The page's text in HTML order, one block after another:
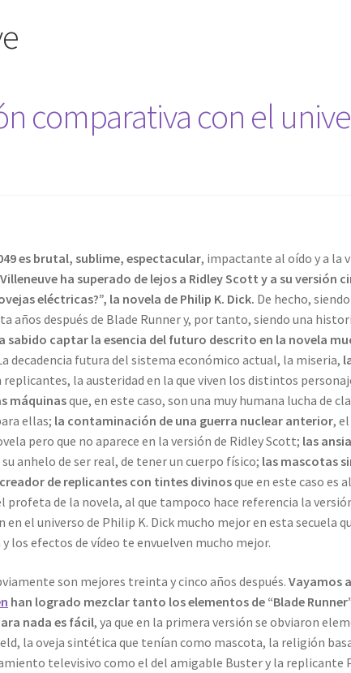
comparativa con el
es brutal, sublime, espectacular, impactante al oído y a la
ha superado de lejos a Ridley Scott y a su versión
eléctricas?”, la novela de Philip K. Dick. De hecho,
años después de Blade Runner y, por tanto, siendo una
sabido captar la esencia del futuro descrito en la novela
decadencia futura del sistema económico actual, la miseria,
replicantes, la austeridad en la que viven los distintos
máquinasque, en este caso, son una muy humana lucha de
ellas; la contaminación de una guerra nuclear anterior,
pero que no aparece en la versión de Ridley Scott; las
su anhelo de ser real, de tener un cuerpo físico; las mascotas
de replicantes con tintes divinosque en este caso es
profeta de la novela, al que tampoco hace referencia la
en el universo de Philip K. Dick mucho mejor en esta secuela
los efectos de vídeo te envuelven mucho mejor.
son mejores treinta y cinco años después.Vayamos
han logrado mezclar tanto los elementos de “Blade
nada es fácil, ya que en la primera versión se obviaron
la oveja sintética que tenían como mascota, la religión
televisivo como el del amigable Buster y la replicante